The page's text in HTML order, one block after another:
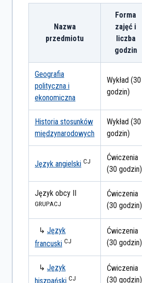
Nazwa
przedmiotu
Forma
zajęć i
liczba
godzin
Geografia
polityczna i
ekonomiczna
Wykład (30
godzin)
Historia stosunków
międzynarodowych
Wykład (30
godzin)
Język angielski CJ
Ćwiczenia
(30 godzin)
Język obcy II
GRUPACJ
Ćwiczenia
(30 godzin)
↳ Język
francuski CJ
Ćwiczenia
(30 godzin)
↳ Język
hiszpański CJ
Ćwiczenia
(30 godzin)